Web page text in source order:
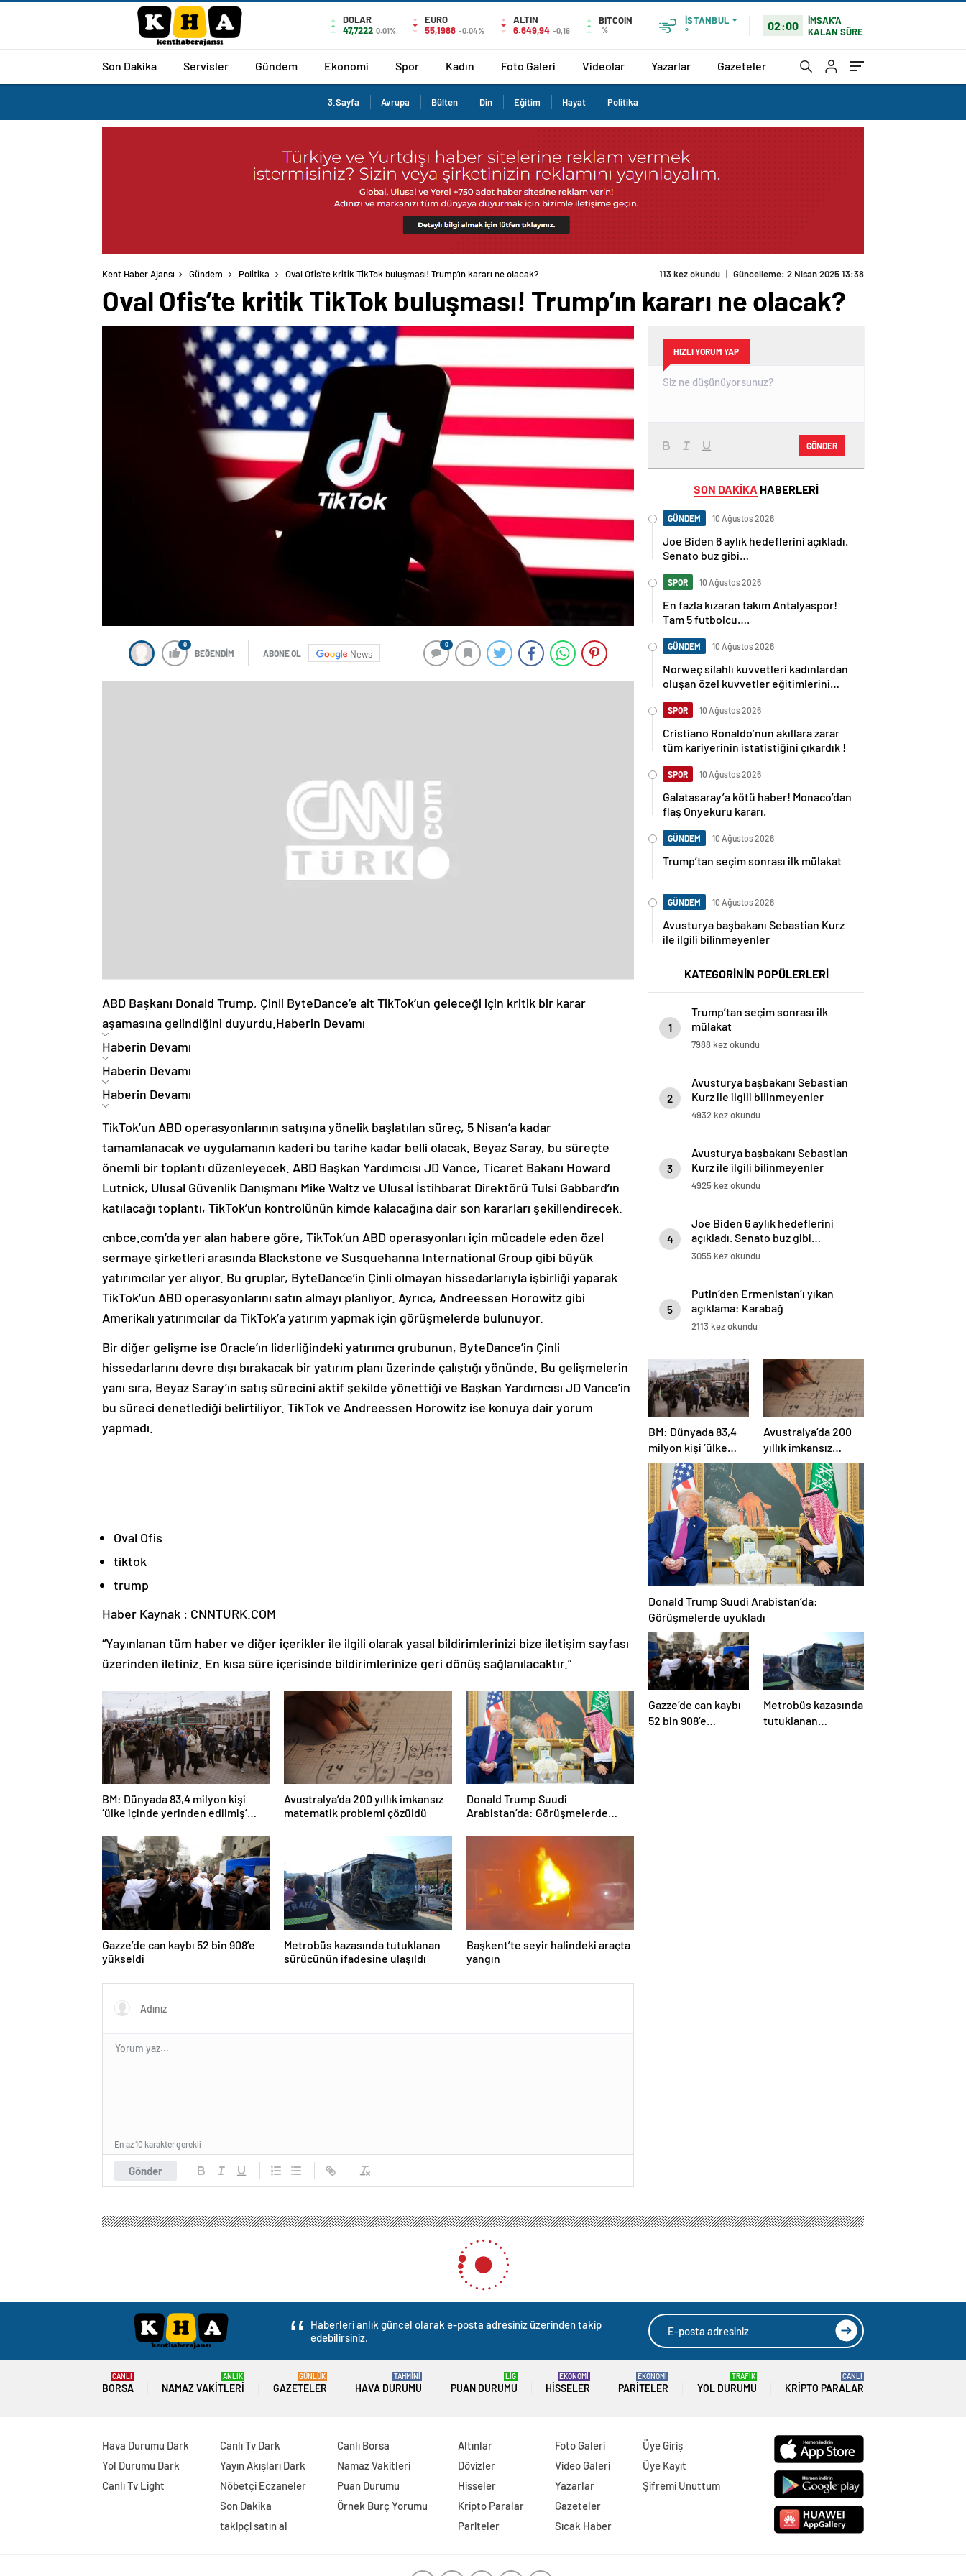
DOLAR
47,7222 0.01%
EURO
55,1988 -0.04%
ALTIN
6.649,94 -0,16
BITCOIN
%
İSTANBUL
°
02:00
İMSAK'A
KALAN SÜRE
Son Dakika Servisler Gündem Ekonomi Spor Kadın Foto Galeri Videolar Yazarlar Gazeteler
3.Sayfa Avrupa Bülten Din Eğitim Hayat Politika
Kent Haber Ajansı Gündem Politika Oval Ofis’te kritik TikTok buluşması! Trump’ın kararı ne olacak? 113 kez okundu | Güncelleme: 2 Nisan 2025 13:38
Oval Ofis’te kritik TikTok buluşması! Trump’ın kararı ne olacak?
0
BEĞENDİM ABONE OL News
0
ABD Başkanı Donald Trump, Çinli ByteDance’e ait TikTok’un geleceği için kritik bir karar
aşamasına gelindiğini duyurdu.Haberin Devamı
Haberin Devamı
Haberin Devamı
Haberin Devamı
TikTok’un ABD operasyonlarının satışına yönelik başlatılan süreç, 5 Nisan’a kadar
tamamlanacak ve uygulamanın kaderi bu tarihe kadar belli olacak. Beyaz Saray, bu süreçte
önemli bir toplantı düzenleyecek. ABD Başkan Yardımcısı JD Vance, Ticaret Bakanı Howard
Lutnick, Ulusal Güvenlik Danışmanı Mike Waltz ve Ulusal İstihbarat Direktörü Tulsi Gabbard’ın
katılacağı toplantı, TikTok’un kontrolünün kimde kalacağına dair son kararları şekillendirecek.
cnbce.com’da yer alan habere göre, TikTok’un ABD operasyonları için mücadele eden özel
sermaye şirketleri arasında Blackstone ve Susquehanna International Group gibi büyük
yatırımcılar yer alıyor. Bu gruplar, ByteDance’in Çinli olmayan hissedarlarıyla işbirliği yaparak
TikTok’un ABD operasyonlarını satın almayı planlıyor. Ayrıca, Andreessen Horowitz gibi
Amerikalı yatırımcılar da TikTok’a yatırım yapmak için görüşmelerde bulunuyor.
Bir diğer gelişme ise Oracle’ın liderliğindeki yatırımcı grubunun, ByteDance’in Çinli
hissedarlarını devre dışı bırakacak bir yatırım planı üzerinde çalıştığı yönünde. Bu gelişmelerin
yanı sıra, Beyaz Saray’ın satış sürecini aktif şekilde yönettiği ve Başkan Yardımcısı JD Vance’in
bu süreci denetlediği belirtiliyor. TikTok ve Andreessen Horowitz ise konuya dair yorum
yapmadı.
Oval Ofis
tiktok
trump
Haber Kaynak : CNNTURK.COM
“Yayınlanan tüm haber ve diğer içerikler ile ilgili olarak yasal bildirimlerinizi bize iletişim sayfası
üzerinden iletiniz. En kısa süre içerisinde bildirimlerinize geri dönüş sağlanılacaktır.”
BM: Dünyada 83,4 milyon kişi
‘ülke içinde yerinden edilmiş’
Avustralya’da 200 yıllık imkansız
matematik problemi çözüldü
Donald Trump Suudi
Arabistan’da: Görüşmelerde
Gazze’de can kaybı 52 bin 908’e
yükseldi
Metrobüs kazasında tutuklanan
sürücünün ifadesine ulaşıldı
Başkent’te seyir halindeki araçta
yangın
Gönder
En az 10 karakter gerekli
HIZLI YORUM YAP
GÖNDER
SON DAKİKA HABERLERİ
GÜNDEM 10 Ağustos 2026
Joe Biden 6 aylık hedeflerini açıkladı.
Senato buz gibi…
SPOR 10 Ağustos 2026
En fazla kızaran takım Antalyaspor!
Tam 5 futbolcu….
GÜNDEM 10 Ağustos 2026
Norweç silahlı kuvvetleri kadınlardan
oluşan özel kuvvetler eğitimlerini
SPOR 10 Ağustos 2026
Cristiano Ronaldo’nun akıllara zarar
tüm kariyerinin istatistiğini çıkardık !
SPOR 10 Ağustos 2026
Galatasaray’a kötü haber! Monaco’dan
flaş Onyekuru kararı.
GÜNDEM 10 Ağustos 2026
Trump’tan seçim sonrası ilk mülakat
GÜNDEM 10 Ağustos 2026
Avusturya başbakanı Sebastian Kurz
ile ilgili bilinmeyenler
KATEGORİNİN POPÜLERLERİ
1
Trump’tan seçim sonrası ilk
mülakat
7988 kez okundu
2
Avusturya başbakanı Sebastian
Kurz ile ilgili bilinmeyenler
4932 kez okundu
3
Avusturya başbakanı Sebastian
Kurz ile ilgili bilinmeyenler
4925 kez okundu
4
Joe Biden 6 aylık hedeflerini
açıkladı. Senato buz gibi…
3055 kez okundu
5
Putin’den Ermenistan’ı yıkan
açıklama: Karabağ
Azerbaycan’ın ayrılmaz bir
2113 kez okundu
BM: Dünyada 83,4
milyon kişi ‘ülke
içinde yerinden
edilmiş’ olarak
yaşıyor
Avustralya’da 200
yıllık imkansız
matematik
problemi çözüldü
Donald Trump Suudi Arabistan’da:
Görüşmelerde uyukladı
Gazze’de can kaybı
52 bin 908’e
Metrobüs kazasında
tutuklanan
Haberleri anlık güncel olarak e-posta adresiniz üzerinden takip
edebilirsiniz.
BORSA
CANLI
NAMAZ VAKITLERI
ANLIK
GAZETELER
GÜNLÜK
HAVA DURUMU
TAHMİNİ
PUAN DURUMU
LİG
HISSELER
EKONOMİ
PARITELER
EKONOMİ
YOL DURUMU
TRAFİK
KRIPTO PARALAR
CANLI
Hava Durumu Dark
Yol Durumu Dark
Canlı Tv Light
Canlı Tv Dark
Yayın Akışları Dark
Nöbetçi Eczaneler
Son Dakika
takipçi satın al
Canlı Borsa
Namaz Vakitleri
Puan Durumu
Örnek Burç Yorumu
Altınlar
Dövizler
Hisseler
Kripto Paralar
Pariteler
Foto Galeri
Video Galeri
Yazarlar
Gazeteler
Sıcak Haber
Üye Giriş
Üye Kayıt
Şifremi Unuttum